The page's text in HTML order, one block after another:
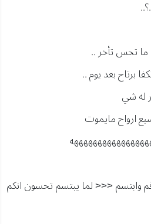
تحس تأخر ..
برتاح بعد يوم ..
له شي
ارواح مايموت
وابتسم <<< لما يبتسم تحسون انكم